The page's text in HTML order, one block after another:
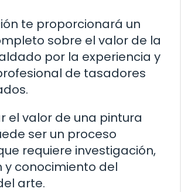
te proporcionará un
sobre el valor de la
por la experiencia y
de tasadores
el valor de una pintura
ser un proceso
requiere investigación,
y conocimiento del
arte.